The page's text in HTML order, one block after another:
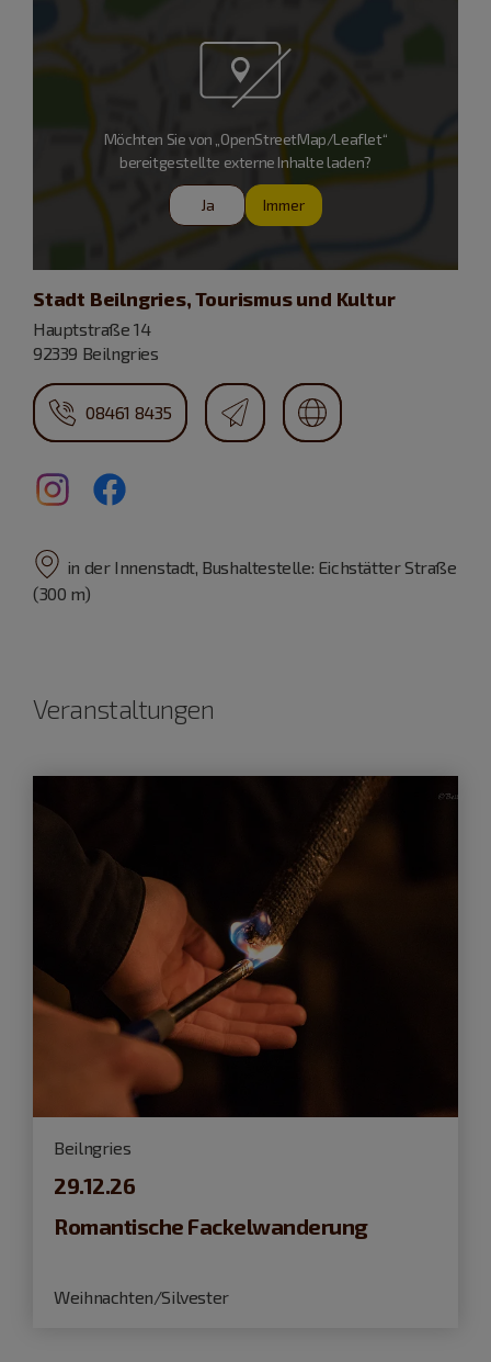
Möchten Sie von „OpenStreetMap/Leaflet“
bereitgestellte externe Inhalte laden?
Ja Immer
Stadt Beilngries, Tourismus und Kultur
Hauptstraße 14
92339 Beilngries
08461 8435
in der Innenstadt, Bushaltestelle: Eichstätter Straße
(300 m)
Veranstaltungen
Beilngries
29.12.26
Romantische Fackelwanderung
Weihnachten/Silvester